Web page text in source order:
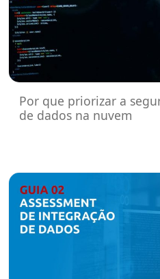
Por que priorizar a
de dados na nuvem